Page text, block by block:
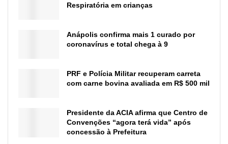
Respiratória em crianças
Anápolis confirma mais 1 curado por
coronavírus e total chega à 9
PRF e Polícia Militar recuperam carreta
com carne bovina avaliada em R$ 500 mil
Presidente da ACIA afirma que Centro de
Convenções “agora terá vida” após
concessão à Prefeitura